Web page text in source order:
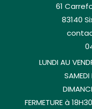
61
83140
LUNDI AU
FERMETURE à